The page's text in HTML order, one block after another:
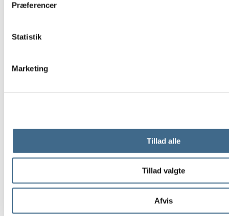
Præferencer
Statistik
Marketing
Tillad alle
Tillad valgte
Afvis